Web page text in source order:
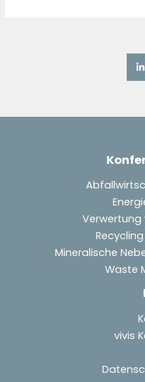
Verwertung
Mineralische
Waste
vivis